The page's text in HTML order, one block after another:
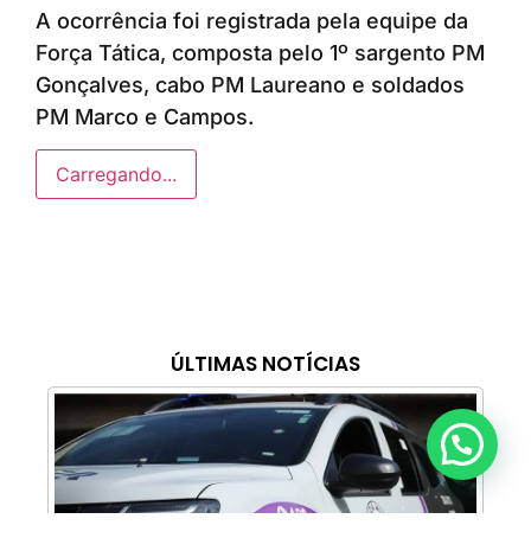
ÚLTIMAS NOTÍCIAS
A ocorrência foi registrada pela equipe da
Força Tática, composta pelo 1º sargento PM
Gonçalves, cabo PM Laureano e soldados
PM Marco e Campos.
Carregando...
Anunciar ou recomendar matéria